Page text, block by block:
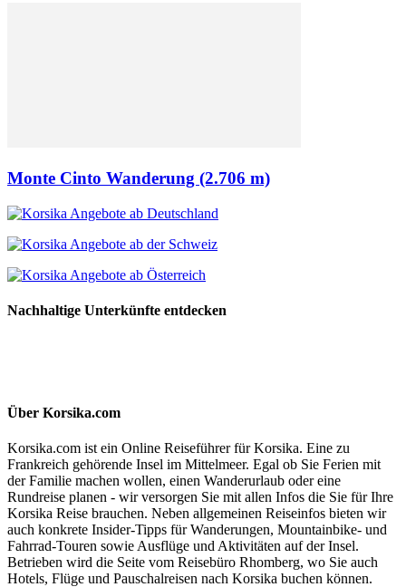
Monte Cinto Wanderung (2.706 m)
Nachhaltige Unterkünfte entdecken
Über Korsika.com
Korsika.com ist ein Online Reiseführer für Korsika. Eine zu
Frankreich gehörende Insel im Mittelmeer. Egal ob Sie Ferien mit
der Familie machen wollen, einen Wanderurlaub oder eine
Rundreise planen - wir versorgen Sie mit allen Infos die Sie für Ihre
Korsika Reise brauchen. Neben allgemeinen Reiseinfos bieten wir
auch konkrete Insider-Tipps für Wanderungen, Mountainbike- und
Fahrrad-Touren sowie Ausflüge und Aktivitäten auf der Insel.
Betrieben wird die Seite vom Reisebüro Rhomberg, wo Sie auch
Hotels, Flüge und Pauschalreisen nach Korsika buchen können.